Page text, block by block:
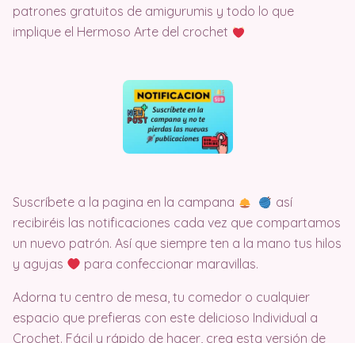
patrones gratuitos de amigurumis y todo lo que
implique el Hermoso Arte del crochet
Suscríbete a la pagina en la campana
así
recibiréis las notificaciones cada vez que compartamos
un nuevo patrón. Así que siempre ten a la mano tus hilos
y agujas
para confeccionar maravillas.
Adorna tu centro de mesa, tu comedor o cualquier
espacio que prefieras con este delicioso Individual a
Crochet. Fácil y rápido de hacer, crea esta versión de